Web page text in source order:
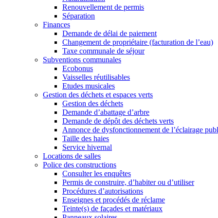
Renouvellement de permis
Séparation
Finances
Demande de délai de paiement
Changement de propriétaire (facturation de l’eau)
Taxe communale de séjour
Subventions communales
Ecobonus
Vaisselles réutilisables
Etudes musicales
Gestion des déchets et espaces verts
Gestion des déchets
Demande d’abattage d’arbre
Demande de dépôt des déchets verts
Annonce de dysfonctionnement de l’éclairage
Taille des haies
Service hivernal
Locations de salles
Police des constructions
Consulter les enquêtes
Permis de construire, d’habiter ou d’utiliser
Procédures d’autorisations
Enseignes et procédés de réclame
Teinte(s) de façades et matériaux